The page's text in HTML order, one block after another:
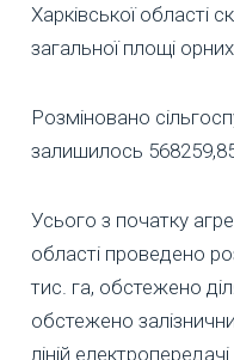
Харківської області
загальної площі
Розміновано
залишилось 568259,85
Усього з початку
області проведено
тис. га, обстежено
обстежено
ліній